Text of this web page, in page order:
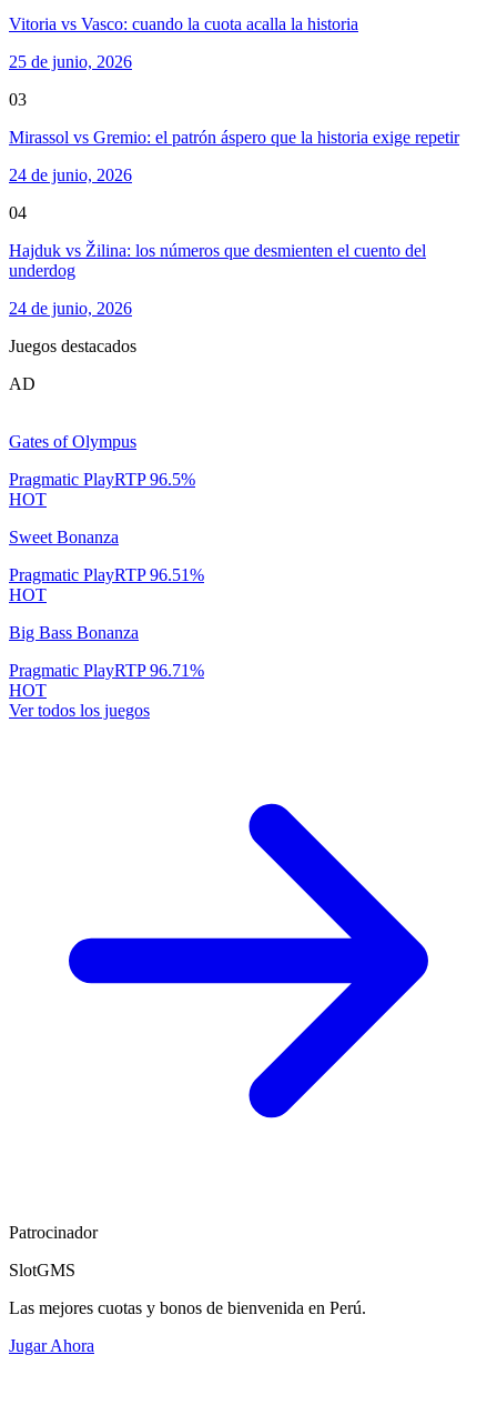
Vitoria vs Vasco: cuando la cuota acalla la historia
25 de junio, 2026
03
Mirassol vs Gremio: el patrón áspero que la historia exige repetir
24 de junio, 2026
04
Hajduk vs Žilina: los números que desmienten el cuento del
underdog
24 de junio, 2026
Juegos destacados
AD
Gates of Olympus
Pragmatic PlayRTP96.5%
HOT
Sweet Bonanza
Pragmatic PlayRTP96.51%
HOT
Big Bass Bonanza
Pragmatic PlayRTP96.71%
HOT
Ver todos los juegos
Patrocinador
SlotGMS
Las mejores cuotas y bonos de bienvenida en Perú.
Jugar Ahora